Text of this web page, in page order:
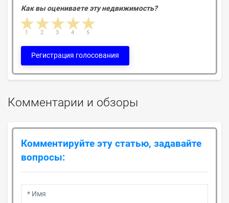
Как вы оцениваете эту недвижимость?
4 stars
3 stars
2 stars
1 star 5
4
3
2
1
Регистрация голосования
Комментарии и обзоры
Комментируйте эту статью, задавайте
вопросы: